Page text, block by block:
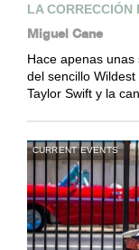
LA CORRECCIÓN
Miguel Cane
Hace apenas
del sencillo
Taylor Swift y la
CURRENT EVENTS